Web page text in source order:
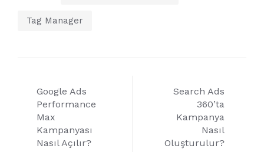
Tag Manager
Yazı
gezinmesi
Google Ads
Performance
Max
Kampanyası
Nasıl Açılır?
Search Ads
360’ta
Kampanya
Nasıl
Oluşturulur?